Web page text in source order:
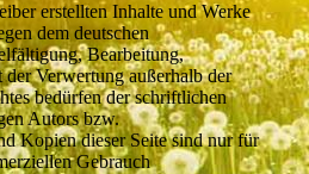
erstellten Inhalte und Werke
dem deutschen
Bearbeitung,
Verwertung außerhalb der
bedürfen der schriftlichen
Autors bzw.
Kopien dieser Seite sind nur für
Gebrauch